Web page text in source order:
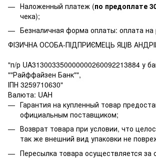
Наложенный платеж (по предоплате
чека);
Безналичная форма оплаты: оплата
ФІЗИЧНА ОСОБА-ПІДПРИЄМЕЦЬ ЯЦІВ
"п/р UA313003350000000260092213884 у
""Райффайзен Банк"",
ІПН 3259710630"
Валюта: UAH
Гарантия на купленный товар
официальным поставщиком;
Возврат товара при условии, что
так же внешний вид упаковки не
Пересылка товара осуществляется за